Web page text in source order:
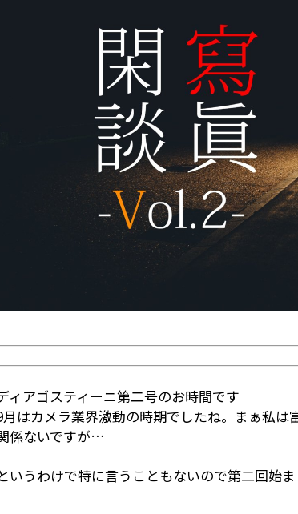
ィアゴスティーニ第二号のお時間です
月はカメラ業界激動の時期でしたね。まぁ私
係ないですが…
いうわけで特に言うこともないので第二回始